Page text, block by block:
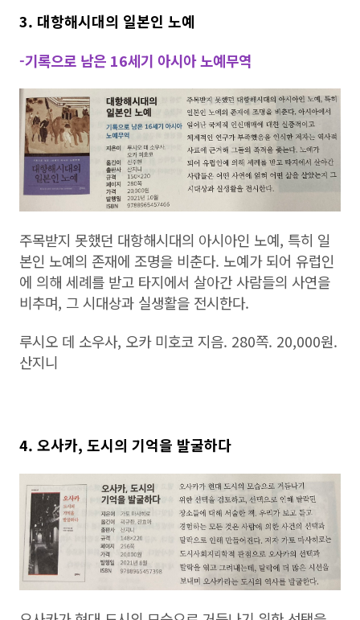
3. 대항해시대의 일본인 노예
-기록으로 남은 16세기 아시아 노예무역
주목받지 못했던 대항해시대의 아시아인 노예, 특히 일
본인 노예의 존재에 조명을 비춘다. 노예가 되어 유럽인
에 의해 세례를 받고 타지에서 살아간 사람들의 사연을
비추며, 그 시대상과 실생활을 전시한다.
루시오 데 소우사, 오카 미호코 지음. 280쪽. 20,000원.
산지니
4. 오사카, 도시의 기억을 발굴하다